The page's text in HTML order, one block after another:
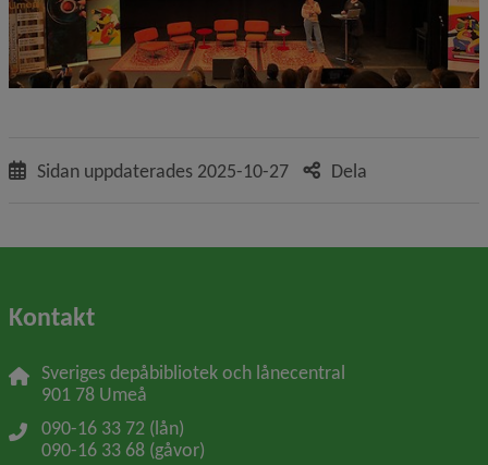
Sidan uppdaterades 2025-10-27 Dela
Kontakt
Sveriges depåbibliotek och lånecentral
901 78 Umeå
090-16 33 72 (lån)
090-16 33 68 (gåvor)